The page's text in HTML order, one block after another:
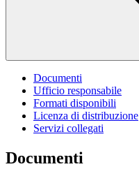
Documenti
Ufficio responsabile
Formati disponibili
Licenza di distribuzione
Servizi collegati
Documenti